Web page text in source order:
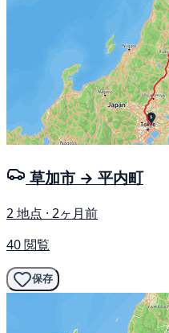
草加市 → 平内町
2 地点 · 2ヶ月前
40 閲覧
保存